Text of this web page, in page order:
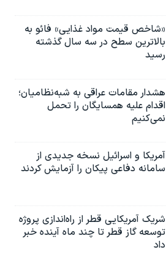
«شاخص قیمت مواد غذایی» فائو به
بالاترین سطح در سه سال گذشته
رسید
هشدار مقامات عراقی به شبه‌نظامیان؛
اقدام علیه همسایگان را تحمل
نمی‌کنیم
آمریکا و اسرائیل نسخه جدیدی از
سامانه دفاعی پیکان را آزمایش کردند
شریک آمریکایی قطر از راه‌اندازی پروژه
توسعه گاز قطر تا چند ماه آینده خبر
داد